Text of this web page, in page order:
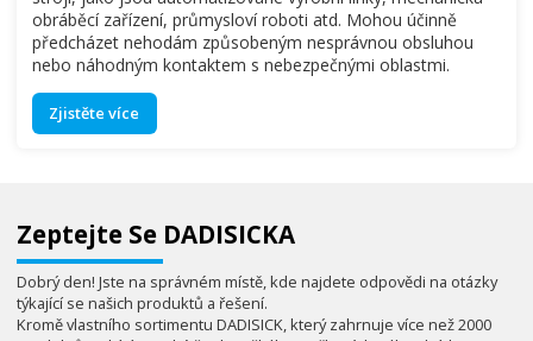
obráběcí zařízení, průmysloví roboti atd. Mohou účinně
předcházet nehodám způsobeným nesprávnou obsluhou
nebo náhodným kontaktem s nebezpečnými oblastmi.
Zjistěte více
Zeptejte Se DADISICKA
Dobrý den! Jste na správném místě, kde najdete odpovědi na otázky
týkající se našich produktů a řešení.
Kromě vlastního sortimentu DADISICK, který zahrnuje více než 2000